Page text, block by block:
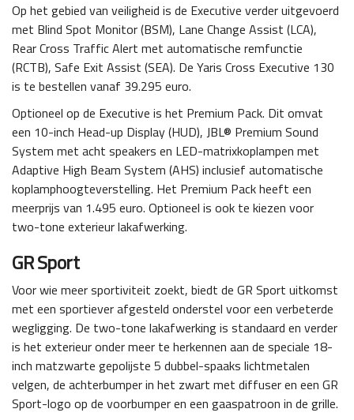
Op het gebied van veiligheid is de Executive verder uitgevoerd
met Blind Spot Monitor (BSM), Lane Change Assist (LCA),
Rear Cross Traffic Alert met automatische remfunctie
(RCTB), Safe Exit Assist (SEA). De Yaris Cross Executive 130
is te bestellen vanaf 39.295 euro.
Optioneel op de Executive is het Premium Pack. Dit omvat
een 10-inch Head-up Display (HUD), JBL® Premium Sound
System met acht speakers en LED-matrixkoplampen met
Adaptive High Beam System (AHS) inclusief automatische
koplamphoogteverstelling. Het Premium Pack heeft een
meerprijs van 1.495 euro. Optioneel is ook te kiezen voor
two-tone exterieur lakafwerking.
GR Sport
Voor wie meer sportiviteit zoekt, biedt de GR Sport uitkomst
met een sportiever afgesteld onderstel voor een verbeterde
wegligging. De two-tone lakafwerking is standaard en verder
is het exterieur onder meer te herkennen aan de speciale 18-
inch matzwarte gepolijste 5 dubbel-spaaks lichtmetalen
velgen, de achterbumper in het zwart met diffuser en een GR
Sport-logo op de voorbumper en een gaaspatroon in de grille.